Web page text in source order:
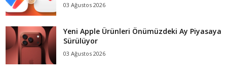
03 Ağustos 2026
Yeni Apple Ürünleri Önümüzdeki Ay Piyasaya
Sürülüyor
03 Ağustos 2026